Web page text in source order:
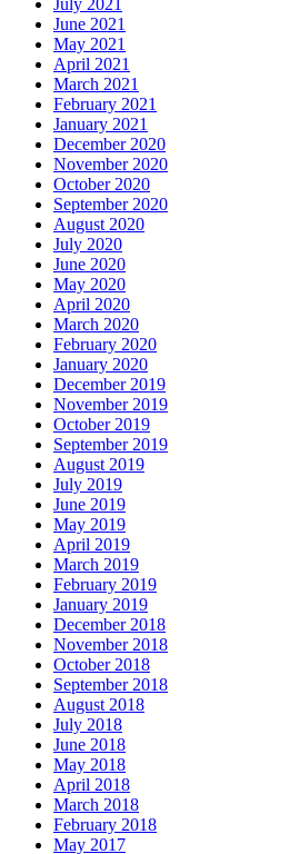
July 2021
June 2021
May 2021
April 2021
March 2021
February 2021
January 2021
December 2020
November 2020
October 2020
September 2020
August 2020
July 2020
June 2020
May 2020
April 2020
March 2020
February 2020
January 2020
December 2019
November 2019
October 2019
September 2019
August 2019
July 2019
June 2019
May 2019
April 2019
March 2019
February 2019
January 2019
December 2018
November 2018
October 2018
September 2018
August 2018
July 2018
June 2018
May 2018
April 2018
March 2018
February 2018
May 2017